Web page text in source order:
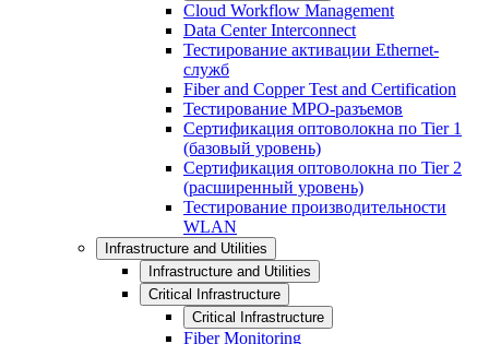
Cloud Workflow Management
Data Center Interconnect
Тестирование активации Ethernet-
служб
Fiber and Copper Test and Certification
Тестирование МРО-разъемов
Сертификация оптоволокна по Tier 1
(базовый уровень)
Сертификация оптоволокна по Tier 2
(расширенный уровень)
Тестирование производительности
WLAN
Infrastructure and Utilities
Infrastructure and Utilities
Critical Infrastructure
Critical Infrastructure
Fiber Monitoring